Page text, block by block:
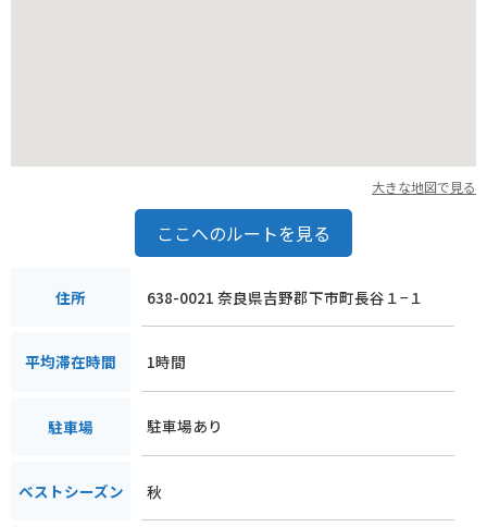
大きな地図で見る
ここへのルートを見る
住所 638-0021 奈良県吉野郡下市町長谷１−１
平均滞在時間 1時間
駐車場 駐車場あり
ベストシーズン 秋